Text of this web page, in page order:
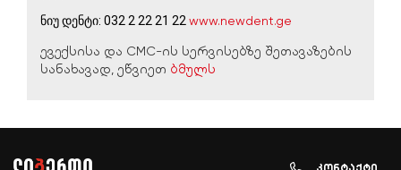
ნიუ დენტი: 032 2 22 21 22 www.newdent.ge
ევექსისა და CMC-ის სერვისებზე შეთავაზების
სანახავად, ეწვიეთ ბმულს